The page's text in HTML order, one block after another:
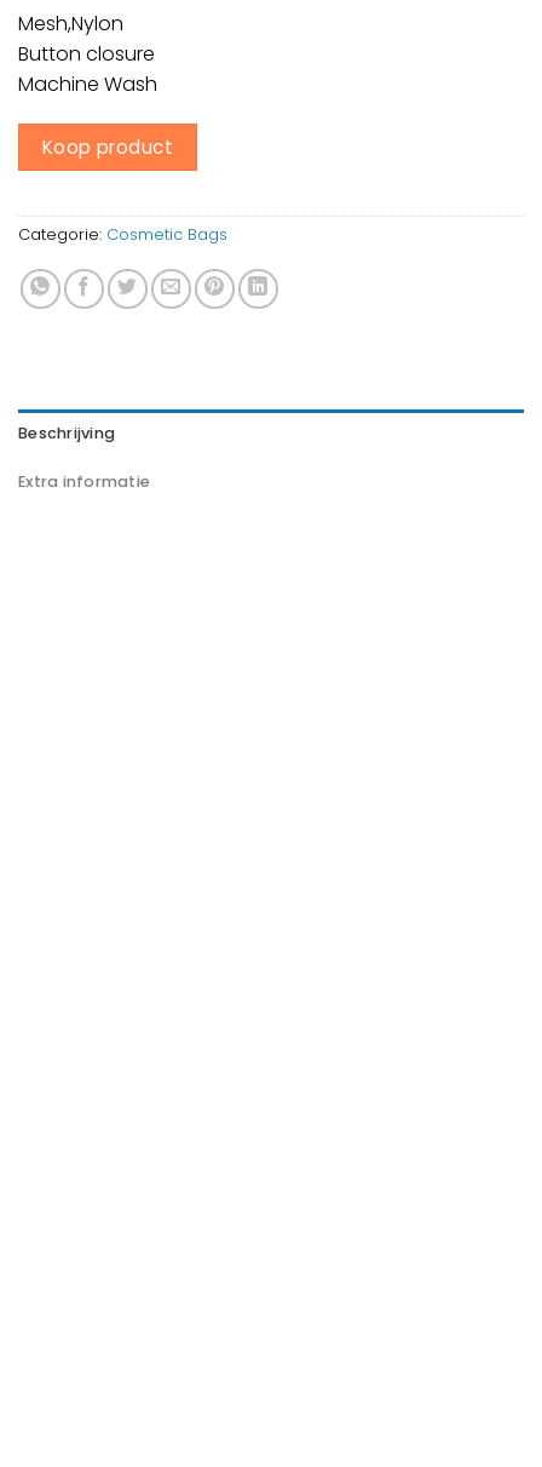
Mesh,Nylon
Button closure
Machine Wash
Koop product
Categorie: Cosmetic Bags
Beschrijving
Extra informatie